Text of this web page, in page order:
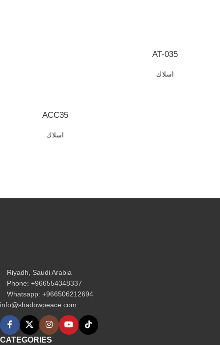
ACC35
اسلاك
AT-035
اسلاك
Riyadh, Saudi Arabia
Phone: +966554348337
Whatsapp: +966506212694‬
info@shadowpeace.com
CATEGORIES